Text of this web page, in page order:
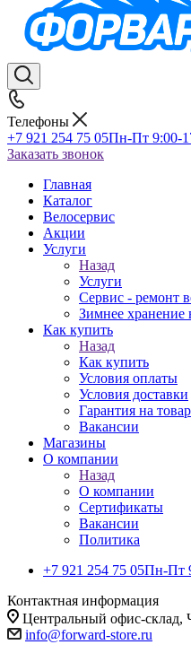
Телефоны
+7 921 254 75 05Пн-Пт 9:00-
Заказать звонок
Главная
Каталог
Велосервис
Акции
Услуги
Назад
Услуги
Сервис - ремонт
Зимнее хранение
Как купить
Назад
Как купить
Условия оплаты
Условия доставки
Гарантия на товар
Вакансии
Магазины
О компании
Назад
О компании
Сертификаты
Вакансии
Политика
+7 921 254 75 05Пн-Пт
Контактная информация
Центральный офис-склад,
info@forward-store.ru